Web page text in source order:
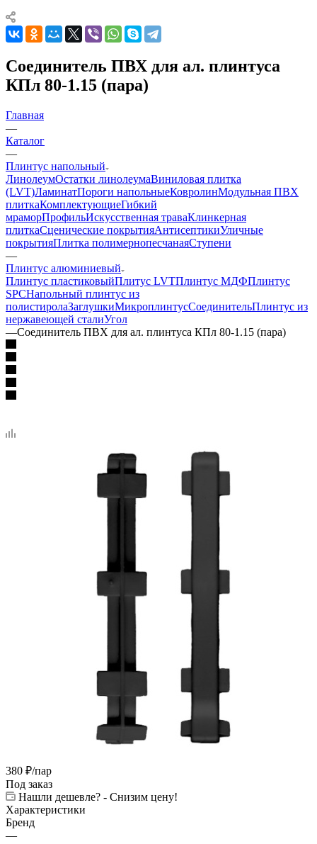
Соединитель ПВХ для ал. плинтуса
КПл 80-1.15 (пара)
Главная
—
Каталог
—
Плинтус напольный
ЛинолеумОстатки линолеумаВиниловая плитка
(LVT)ЛаминатПороги напольныеКовролинМодульная ПВХ
плиткаКомплектующиеГибкий
мраморПрофильИскусственная траваКлинкерная
плиткаСценические покрытияАнтисептикиУличные
покрытияПлитка полимернопесчанаяСтупени
—
Плинтус алюминиевый
Плинтус пластиковыйПлитус LVTПлинтус МДФПлинтус
SPCНапольный плинтус из
полистиролаЗаглушкиМикроплинтусСоединительПлинтус из
нержавеющей сталиУгол
—Соединитель ПВХ для ал. плинтуса КПл 80-1.15 (пара)
380 ₽/пар
Под заказ
Нашли дешевле? - Снизим цену!
Характеристики
Бренд
—